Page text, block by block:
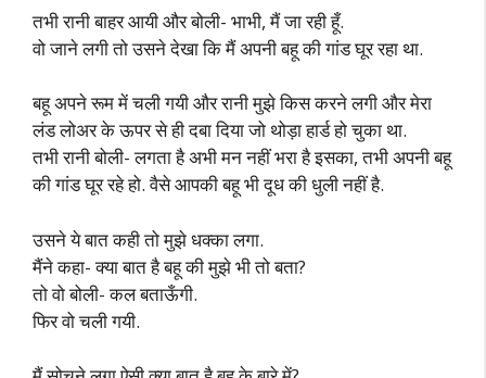
तभी रानी बाहर आयी और बोली- भाभी, मैं जा रही हूँ.
वो जाने लगी तो उसने देखा कि मैं अपनी बहू की गांड घूर रहा था.
बहू अपने रूम में चली गयी और रानी मुझे किस करने लगी और मेरा
लंड लोअर के ऊपर से ही दबा दिया जो थोड़ा हार्ड हो चुका था.
तभी रानी बोली- लगता है अभी मन नहीं भरा है इसका, तभी अपनी बहू
की गांड घूर रहे हो. वैसे आपकी बहू भी दूध की धुली नहीं है.
उसने ये बात कही तो मुझे धक्का लगा.
मैंने कहा- क्या बात है बहू की मुझे भी तो बता?
तो वो बोली- कल बताऊँगी.
फिर वो चली गयी.